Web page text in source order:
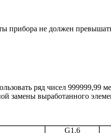
прибора не должен
ряд чисел 999999,99
замены выработанного
G1.6